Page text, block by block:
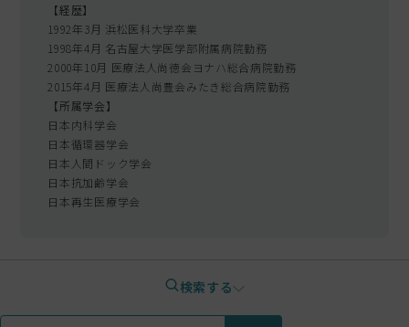
【経歴】
1992年3月 浜松医科大学卒業
1998年4月 名古屋大学医学部附属病院勤務
2000年10月 医療法人尚徳会ヨナハ総合病院勤務
2015年4月 医療法人尚豊会みたき総合病院勤務
【所属学会】
日本内科学会
日本循環器学会
日本人間ドック学会
日本抗加齢学会
日本再生医療学会
検索する